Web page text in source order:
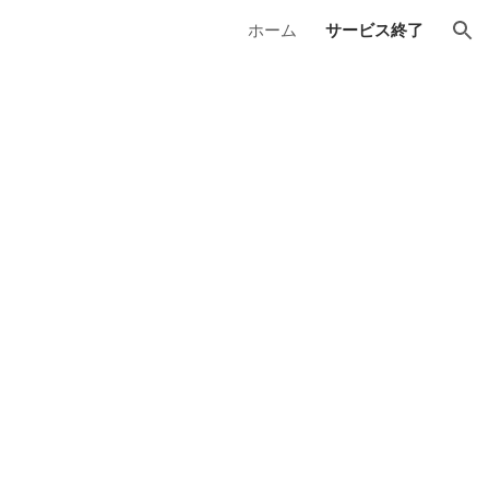
ホーム サービス終了